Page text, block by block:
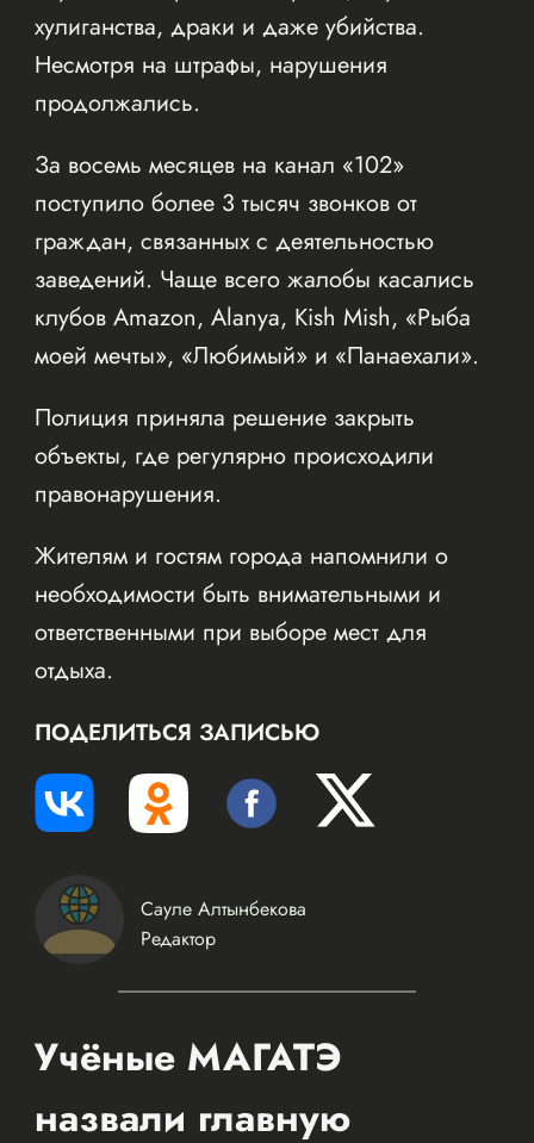
хулиганства, драки и даже убийства.
Несмотря на штрафы, нарушения
продолжались.
За восемь месяцев на канал «102»
поступило более 3 тысяч звонков от
граждан, связанных с деятельностью
заведений. Чаще всего жалобы касались
клубов Amazon, Alanya, Kish Mish, «Рыба
моей мечты», «Любимый» и «Панаехали».
Полиция приняла решение закрыть
объекты, где регулярно происходили
правонарушения.
Жителям и гостям города напомнили о
необходимости быть внимательными и
ответственными при выборе мест для
отдыха.
ПОДЕЛИТЬСЯ ЗАПИСЬЮ
Сауле Алтынбекова
Редактор
Учёные МАГАТЭ
назвали главную